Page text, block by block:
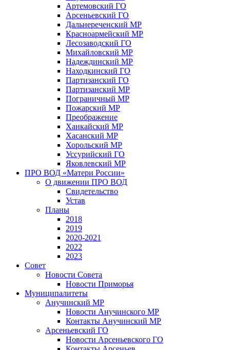
Артемовский ГО
Арсеньевский ГО
Дальнереченский МР
Красноармейский МР
Лесозаводский ГО
Михайловский МР
Надеждинский МР
Находкинский ГО
Партизанский ГО
Партизанский МР
Пограничный МР
Пожарский МР
Преображение
Ханкайский МР
Хасанский МР
Хорольский МР
Уссурийский ГО
Яковлевский МР
ПРО ВОД «Матери России»
О движении ПРО ВОД
Свидетельство
Устав
Планы
2018
2019
2020-2021
2022
2023
Совет
Новости Совета
Новости Приморья
Муниципалитеты
Анучинский МР
Новости Анучинского МР
Контакты Анучинский МР
Арсеньевский ГО
Новости Арсеньевского ГО